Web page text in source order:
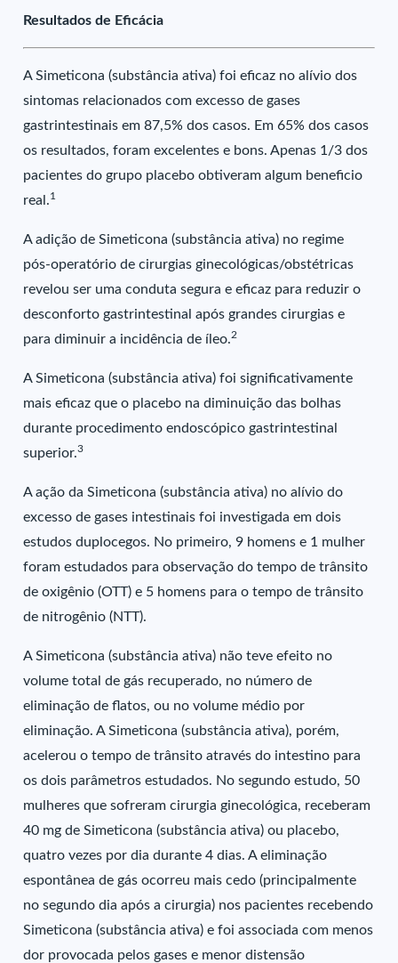
Resultados de Eficácia
A Simeticona (substância ativa) foi eficaz no alívio dos
sintomas relacionados com excesso de gases
gastrintestinais em 87,5% dos casos. Em 65% dos casos
os resultados, foram excelentes e bons. Apenas 1/3 dos
pacientes do grupo placebo obtiveram algum beneficio
real.1
A adição de Simeticona (substância ativa) no regime
pós-operatório de cirurgias ginecológicas/obstétricas
revelou ser uma conduta segura e eficaz para reduzir o
desconforto gastrintestinal após grandes cirurgias e
para diminuir a incidência de íleo.2
A Simeticona (substância ativa) foi significativamente
mais eficaz que o placebo na diminuição das bolhas
durante procedimento endoscópico gastrintestinal
superior.3
A ação da Simeticona (substância ativa) no alívio do
excesso de gases intestinais foi investigada em dois
estudos duplocegos. No primeiro, 9 homens e 1 mulher
foram estudados para observação do tempo de trânsito
de oxigênio (OTT) e 5 homens para o tempo de trânsito
de nitrogênio (NTT).
A Simeticona (substância ativa) não teve efeito no
volume total de gás recuperado, no número de
eliminação de flatos, ou no volume médio por
eliminação. A Simeticona (substância ativa), porém,
acelerou o tempo de trânsito através do intestino para
os dois parâmetros estudados. No segundo estudo, 50
mulheres que sofreram cirurgia ginecológica, receberam
40 mg de Simeticona (substância ativa) ou placebo,
quatro vezes por dia durante 4 dias. A eliminação
espontânea de gás ocorreu mais cedo (principalmente
no segundo dia após a cirurgia) nos pacientes recebendo
Simeticona (substância ativa) e foi associada com menos
dor provocada pelos gases e menor distensão